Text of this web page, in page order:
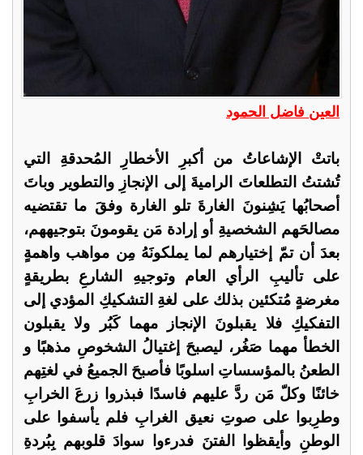
العين فاضل الحمود
باتتْ الإشاعاتُ من أكبرِ الأخطارِ المُحدقةِ التي
تُشتتُ التطلعاتَ الراميةَ إلى الإنجازِ والتطوير وباتَ
أصحابُها يَشِنونَ الغارةَ تلو الغارة وفقَ ما تقتضيه
مصالحَهم الشخصيةِ أو إرادة مَن يقومونَ بتوجيههم،
بعدَ أن تمّ إختيارهم لما يملكونَهُ مِن مواهب واهمةٍ
على تأليبِ الرأي العام وتوجيهِ الشارعِ بطريقةٍ
مغرضةٍ مُتكئين بذلك على لغةِ التشكيكِ المؤدي إلى
التفكيكِ فلا يقبلونَ الإنجاز مهما كَبُر ولا يقبلون
الخطأ مهما صَغُر، ليصبحَ إغتيالُ الشخوصِ مذهبًا و
الطعنُ بالمؤسساتِ اسلوبًا فأصبحَ الجميعُ في لغتِهم
خائنًا وكلّ مَن ردَّ عليهم فاسدًا فبذروا زرعَ الخرابِ
وطرِبوا على صوتِ نعيق الغرابِ فلم يأسفوا على
الوطنِ وأيقظوا الفتنَ فدرءوا سوادَ قلوبهم بِبُردةِ